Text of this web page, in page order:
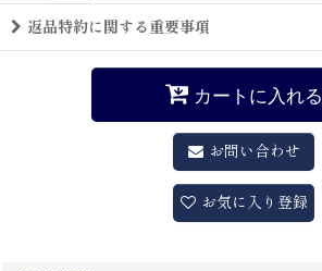
返品特約に関する重要事項
カートに入れる
お問い合わせ
お気に入り登録